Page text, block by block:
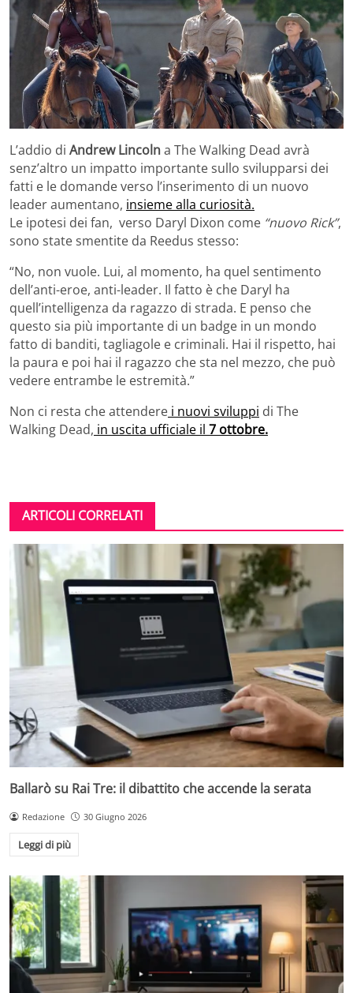
L’addio di Andrew Lincolna The Walking Dead avrà
senz’altro un impatto importante sullo svilupparsi dei
fatti e le domande verso l’inserimento di un nuovo
leader aumentano, insieme alla curiosità.
Le ipotesi dei fan, verso Daryl Dixon come “nuovo Rick”,
sono state smentite da Reedus stesso:
“No, non vuole. Lui, al momento, ha quel sentimento
dell’anti-eroe, anti-leader. Il fatto è che Daryl ha
quell’intelligenza da ragazzo di strada. E penso che
questo sia più importante di un badge in un mondo
fatto di banditi, tagliagole e criminali. Hai il rispetto, hai
la paura e poi hai il ragazzo che sta nel mezzo, che può
vedere entrambe le estremità.”
Non ci resta che attendere i nuovi sviluppi di The
Walking Dead, in uscita ufficiale il 7 ottobre.
ARTICOLI CORRELATI
Ballarò su Rai Tre: il dibattito che accende la serata
Redazione 30 Giugno 2026
Leggi di più